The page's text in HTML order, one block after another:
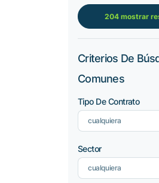
204 mostrar
Criterios De
Comunes
Tipo De Contrato
cualquiera
Sector
cualquiera